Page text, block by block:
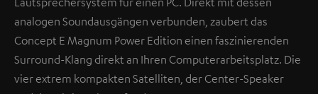
analogen Soundausgängen verbunden, zaubert das
Concept E Magnum Power Edition einen faszinierenden
Surround-Klang direkt an Ihren Computerarbeitsplatz. Die
vier extrem kompakten Satelliten, der Center-Speaker